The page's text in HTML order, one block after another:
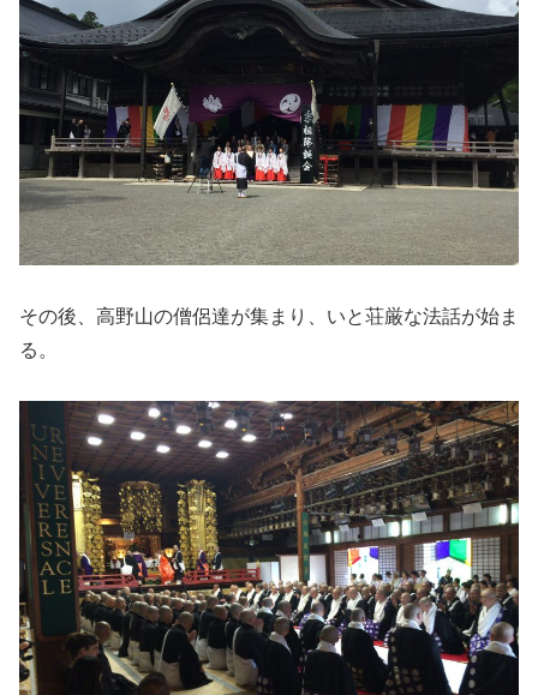
その後、高野山の僧侶達が集まり、いと荘厳な法話が始ま
る。